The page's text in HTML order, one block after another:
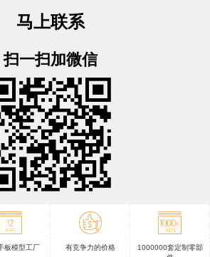
马上联系
扫一扫加微信
板模型工厂 有竞争力的价格
1000000套定制零部